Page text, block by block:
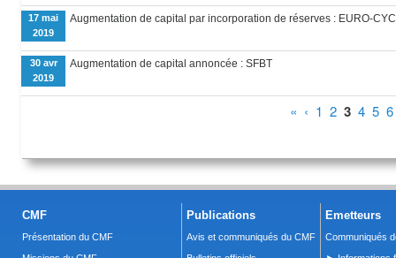
17 mai
2019
Augmentation de capital par incorporation de réserves : EURO-
30 avr
2019
Augmentation de capital annoncée : SFBT
« ‹ 1 2 3 4 5 6
CMF
Présentation du CMF
Publications
Avis et communiqués du CMF
Emetteurs
Communiqués